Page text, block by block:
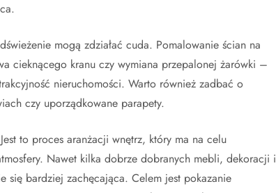
mogą zdziałać cuda. Pomalowanie ścian na
cieknącego kranu czy wymiana przepalonej żarówki –
nieruchomości. Warto również zadbać o
czy uporządkowane parapety.
to proces aranżacji wnętrz, który ma na celu
Nawet kilka dobrze dobranych mebli, dekoracji i
się bardziej zachęcająca. Celem jest pokazanie